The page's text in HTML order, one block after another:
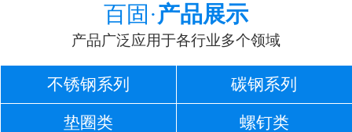
百固·产品展示
产品广泛应用于各行业多个领域
不锈钢系列 碳钢系列
垫圈类 螺钉类